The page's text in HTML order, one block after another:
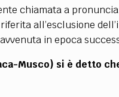
chiamata a
all’esclusione
in epoca
Musco) si è detto